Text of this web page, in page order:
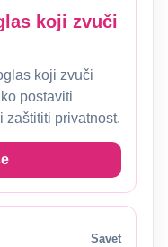
koji zvuči
koji zvuči
postaviti
zaštititi privatnost.
Savet